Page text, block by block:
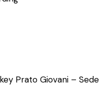
Prato Giovani –